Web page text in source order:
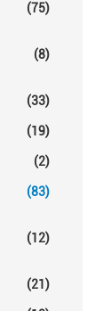
(75)
(8)
(33)
(19)
(2)
(83)
(12)
(21)